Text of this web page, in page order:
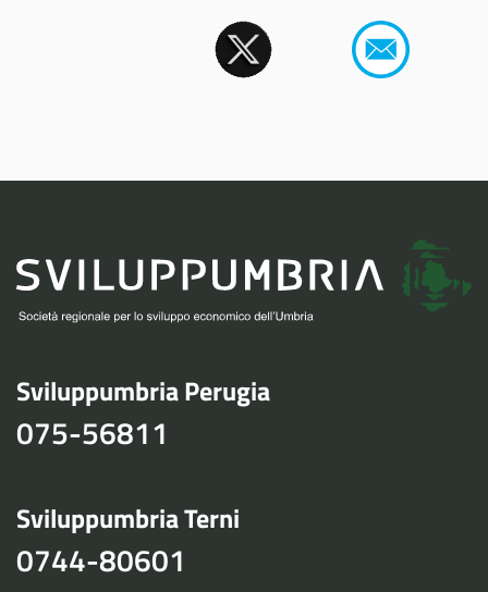
Sviluppumbria Perugia
075-56811
Sviluppumbria Terni
0744-80601